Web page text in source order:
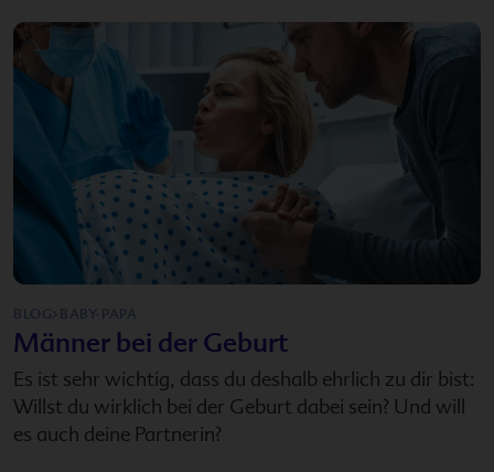
BLOG>BABY-PAPA
Männer bei der Geburt
Es ist sehr wichtig, dass du deshalb ehrlich zu dir bist:
Willst du wirklich bei der Geburt dabei sein? Und will
es auch deine Partnerin?